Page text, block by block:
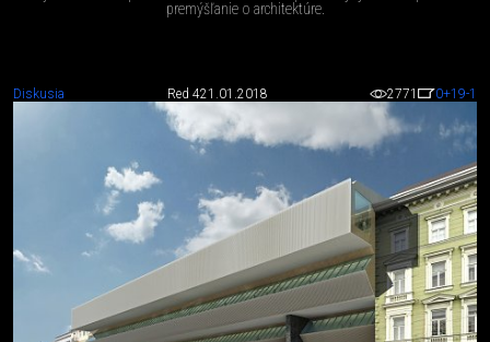
premýšľanie o architektúre.
Diskusia Red 421.01.2018 2771 0+19-1